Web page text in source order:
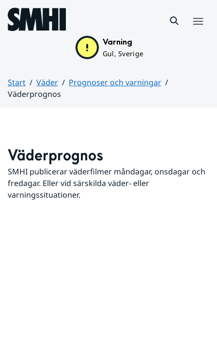
Hoppa till sidans innehåll
Varning
Gul, Sverige
Start Väder
Prognoser och varningar
Väderprognos
Väderprognos
SMHI publicerar väderfilmer måndagar, onsdagar och
fredagar. Eller vid särskilda väder- eller
varningssituationer.